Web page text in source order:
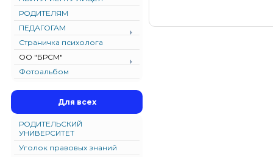
РОДИТЕЛЯМ
ПЕДАГОГАМ
Страничка психолога
ОО "БРСМ"
Фотоальбом
Для всех
РОДИТЕЛЬСКИЙ
УНИВЕРСИТЕТ
Уголок правовых знаний